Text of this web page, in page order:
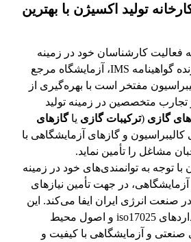
تولید اکسیژن با بهترین
سابقه فعالیت کارشناسان خود در زمینه
گازهای تحت فشار، دارنده گواهینامه IMS، آزمایشگاه مرجع
مفتخر است با بهره‌گیری از
متخصصین در زمینه تولید
گازی (ترکیبات گازی یاگازهای
کالیبراسیون و گازهای آزمایشگاهی با
مشاغل را تأمین نماید.
توجه به توانمندی‌های خود در زمینه
در جهت تأمین نیازهای
صنعت انرژی ایران ایفا می‌کند. این
شرکت با رعایت استانداردهای iso17025 و اصول محیط
صنعتی و آزمایشگاهی با کیفیت و